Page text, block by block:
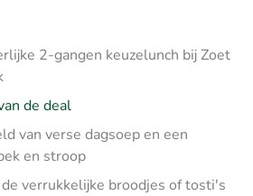
2-gangen keuzelunch bij Zoet
de deal
van verse dagsoep en een
en stroop
de verrukkelijke broodjes of tosti's